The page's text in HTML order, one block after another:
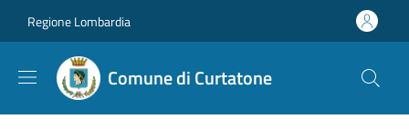
Regione Lombardia
Comune di Curtatone